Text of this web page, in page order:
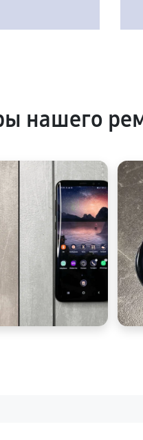
нашего